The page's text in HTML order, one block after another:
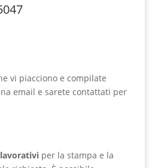
vi piacciono e compilate
email e sarete contattati per
per la stampa e la